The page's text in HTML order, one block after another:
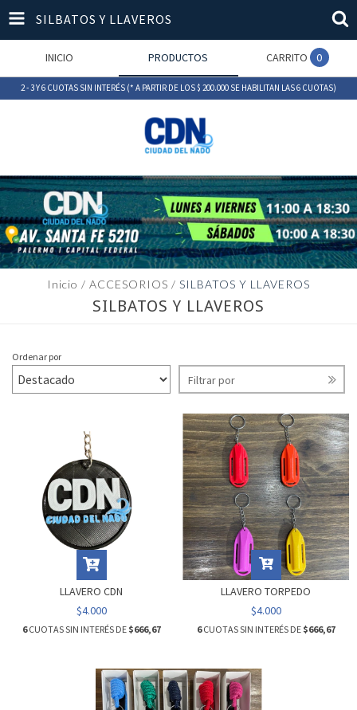
SILBATOS Y LLAVEROS
INICIO PRODUCTOS CARRITO 0
2 - 3 Y 6 CUOTAS SIN INTERÉS (* A PARTIR DE LOS $ 200.000 SE HABILITAN LAS 6 CUOTAS)
Inicio / ACCESORIOS / SILBATOS Y LLAVEROS
SILBATOS Y LLAVEROS
Ordenar por
Filtrar por
LLAVERO CDN
$4.000
6CUOTAS SIN INTERÉS DE $666,67
LLAVERO TORPEDO
$4.000
6CUOTAS SIN INTERÉS DE $666,67